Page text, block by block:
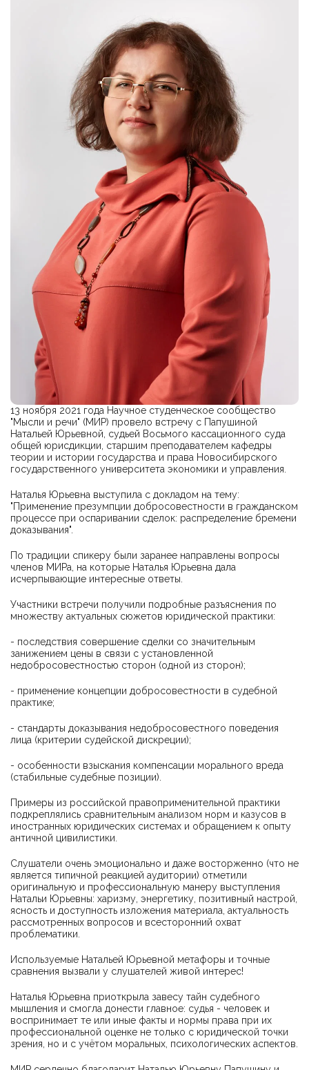
13 ноября 2021 года Научное студенческое сообщество
"Мысли и речи" (МИР) провело встречу с Папушиной
Натальей Юрьевной, судьей Восьмого кассационного суда
общей юрисдикции, старшим преподавателем кафедры
теории и истории государства и права Новосибирского
государственного университета экономики и управления.
Наталья Юрьевна выступила с докладом на тему:
"Применение презумпции добросовестности в гражданском
процессе при оспаривании сделок: распределение бремени
доказывания".
По традиции спикеру были заранее направлены вопросы
членов МИРа, на которые Наталья Юрьевна дала
исчерпывающие интересные ответы.
Участники встречи получили подробные разъяснения по
множеству актуальных сюжетов юридической практики:
- последствия совершение сделки со значительным
занижением цены в связи с установленной
недобросовестностью сторон (одной из сторон);
- применение концепции добросовестности в судебной
практике;
- стандарты доказывания недобросовестного поведения
лица (критерии судейской дискреции);
- особенности взыскания компенсации морального вреда
(стабильные судебные позиции).
Примеры из российской правоприменительной практики
подкреплялись сравнительным анализом норм и казусов в
иностранных юридических системах и обращением к опыту
античной цивилистики.
Слушатели очень эмоционально и даже восторженно (что не
является типичной реакцией аудитории) отметили
оригинальную и профессиональную манеру выступления
Натальи Юрьевны: харизму, энергетику, позитивный настрой,
ясность и доступность изложения материала, актуальность
рассмотренных вопросов и всесторонний охват
проблематики.
Используемые Натальей Юрьевной метафоры и точные
сравнения вызвали у слушателей живой интерес!
Наталья Юрьевна приоткрыла завесу тайн судебного
мышления и смогла донести главное: судья - человек и
воспринимает те или иные факты и нормы права при их
профессиональной оценке не только с юридической точки
зрения, но и с учётом моральных, психологических аспектов.